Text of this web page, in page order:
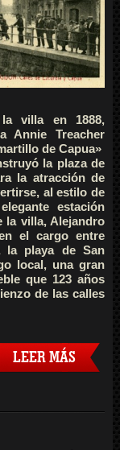
la villa en 1888,
Annie Treacher
de Capua»
la plaza de
la atracción de
al estilo de
estación
la villa, Alejandro
el cargo entre
la playa de San
local, una gran
que 123 años
de las calles
LEER MÁS